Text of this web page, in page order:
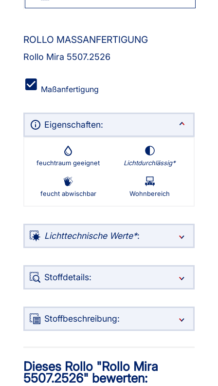
ROLLO MASSANFERTIGUNG
Rollo Mira 5507.2526
Maßanfertigung
Eigenschaften:
feuchtraum geeignet Lichtdurchlässig
feucht abwischbar Wohnbereich
Lichttechnische Werte :
Stoffdetails:
Stoffbeschreibung:
Dieses Rollo "Rollo Mira
5507.2526" bewerten: